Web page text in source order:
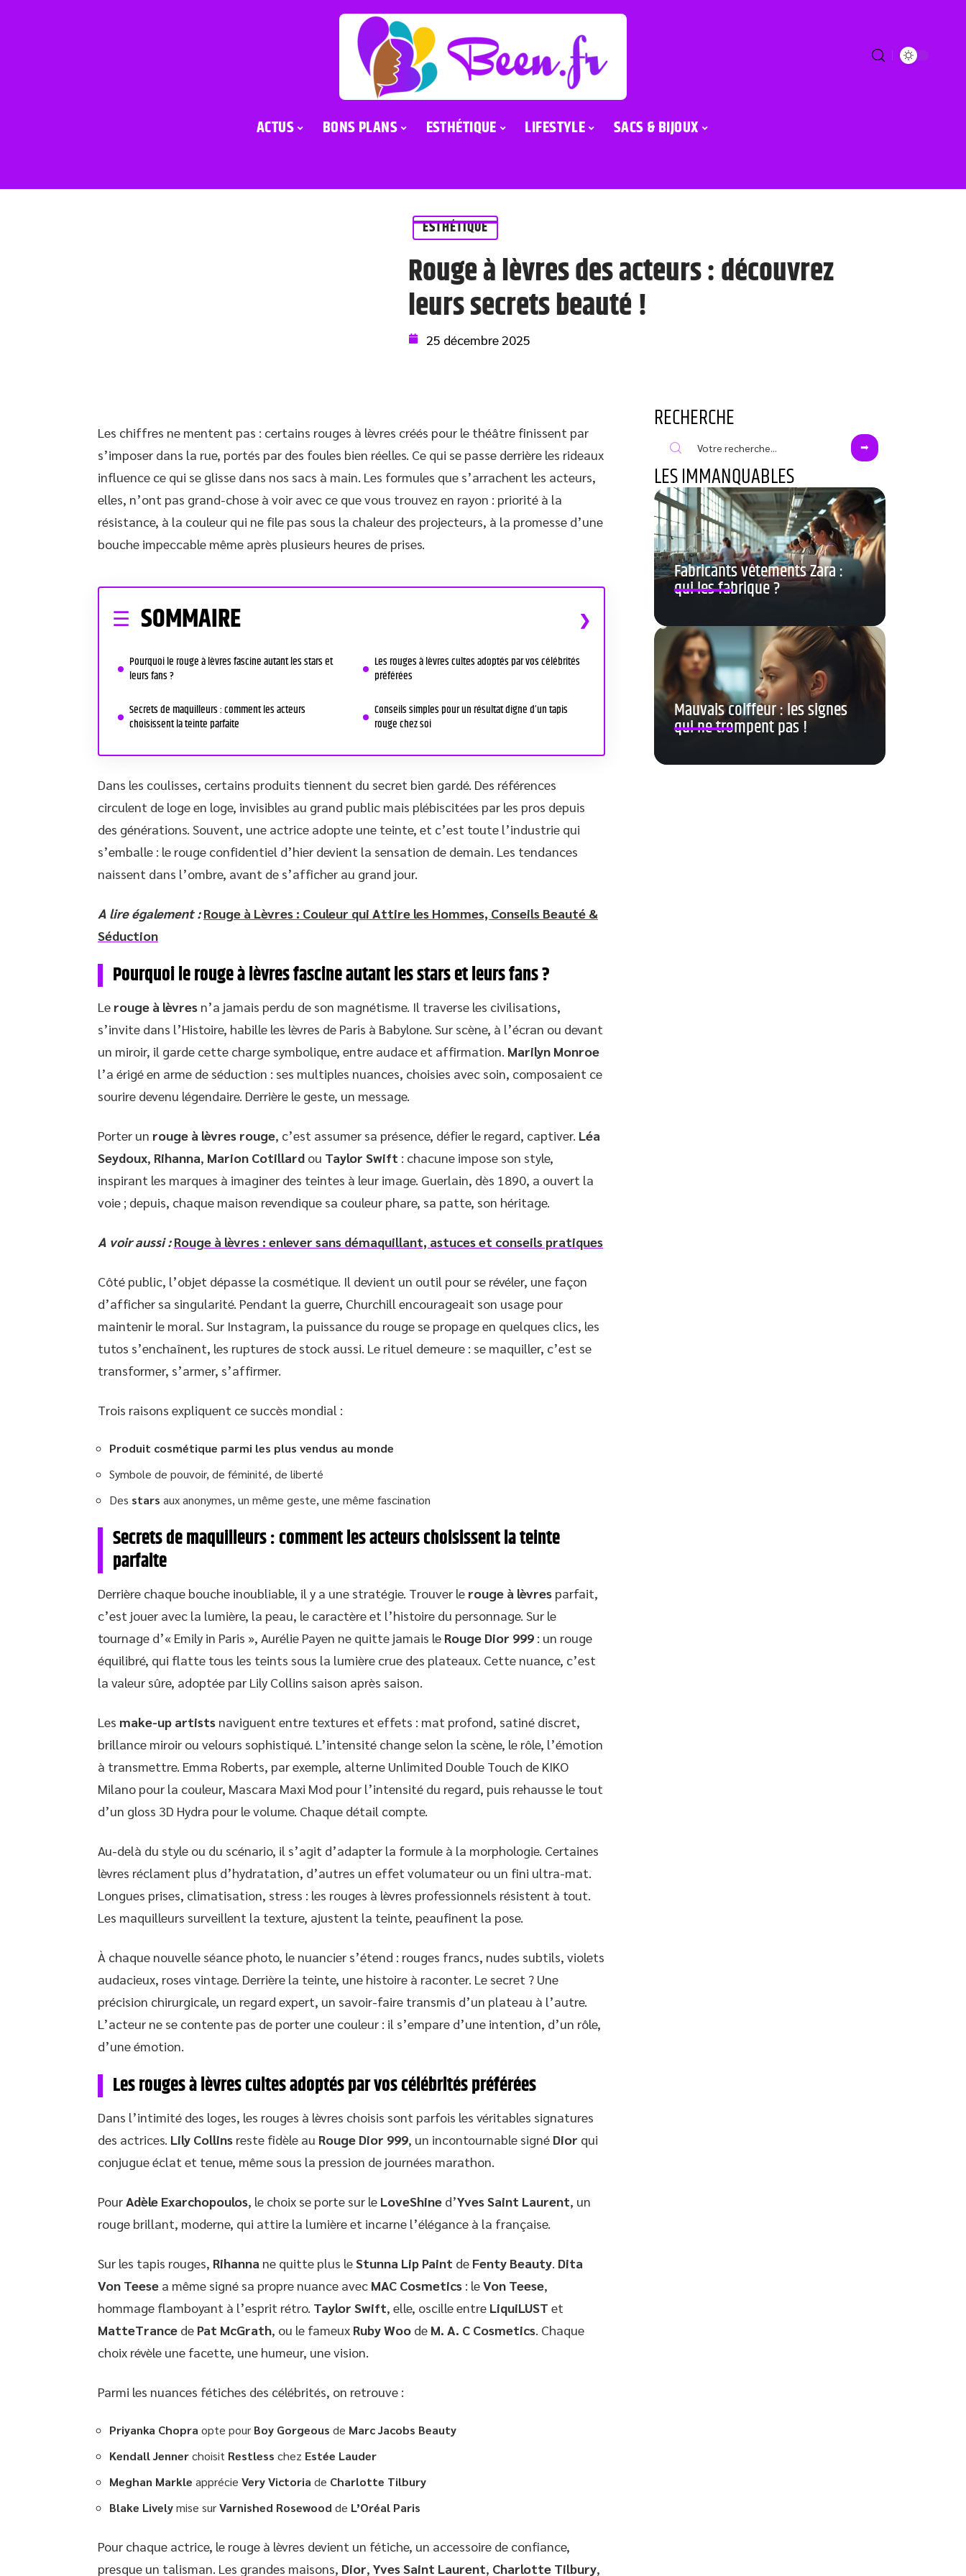
ACTUS BONS PLANS ESTHÉTIQUE LIFESTYLE SACS & BIJOUX
ESTHÉTIQUE
Rouge à lèvres des acteurs : découvrez
leurs secrets beauté !
25 décembre 2025
Les chiffres ne mentent pas : certains rouges à lèvres créés pour le théâtre finissent par
s’imposer dans la rue, portés par des foules bien réelles. Ce qui se passe derrière les rideaux
influence ce qui se glisse dans nos sacs à main. Les formules que s’arrachent les acteurs,
elles, n’ont pas grand-chose à voir avec ce que vous trouvez en rayon : priorité à la
résistance, à la couleur qui ne file pas sous la chaleur des projecteurs, à la promesse d’une
bouche impeccable même après plusieurs heures de prises.
SOMMAIRE
Pourquoi le rouge à lèvres fascine autant les stars et
leurs fans ?
Secrets de maquilleurs : comment les acteurs
choisissent la teinte parfaite
Les rouges à lèvres cultes adoptés par vos célébrités
préférées
Conseils simples pour un résultat digne d’un tapis
rouge chez soi
Dans les coulisses, certains produits tiennent du secret bien gardé. Des références
circulent de loge en loge, invisibles au grand public mais plébiscitées par les pros depuis
des générations. Souvent, une actrice adopte une teinte, et c’est toute l’industrie qui
s’emballe : le rouge confidentiel d’hier devient la sensation de demain. Les tendances
naissent dans l’ombre, avant de s’afficher au grand jour.
A lire également : Rouge à Lèvres : Couleur qui Attire les Hommes, Conseils Beauté &
Séduction
Pourquoi le rouge à lèvres fascine autant les stars et leurs fans ?
Le rouge à lèvres n’a jamais perdu de son magnétisme. Il traverse les civilisations,
s’invite dans l’Histoire, habille les lèvres de Paris à Babylone. Sur scène, à l’écran ou devant
un miroir, il garde cette charge symbolique, entre audace et affirmation. Marilyn Monroe
l’a érigé en arme de séduction : ses multiples nuances, choisies avec soin, composaient ce
sourire devenu légendaire. Derrière le geste, un message.
Porter un rouge à lèvres rouge, c’est assumer sa présence, défier le regard, captiver. Léa
Seydoux, Rihanna, Marion Cotillard ou Taylor Swift : chacune impose son style,
inspirant les marques à imaginer des teintes à leur image. Guerlain, dès 1890, a ouvert la
voie ; depuis, chaque maison revendique sa couleur phare, sa patte, son héritage.
A voir aussi : Rouge à lèvres : enlever sans démaquillant, astuces et conseils pratiques
Côté public, l’objet dépasse la cosmétique. Il devient un outil pour se révéler, une façon
d’afficher sa singularité. Pendant la guerre, Churchill encourageait son usage pour
maintenir le moral. Sur Instagram, la puissance du rouge se propage en quelques clics, les
tutos s’enchaînent, les ruptures de stock aussi. Le rituel demeure : se maquiller, c’est se
transformer, s’armer, s’affirmer.
Trois raisons expliquent ce succès mondial :
Produit cosmétique parmi les plus vendus au monde
Symbole de pouvoir, de féminité, de liberté
Des stars aux anonymes, un même geste, une même fascination
Secrets de maquilleurs : comment les acteurs choisissent la teinte
parfaite
Derrière chaque bouche inoubliable, il y a une stratégie. Trouver le rouge à lèvres parfait,
c’est jouer avec la lumière, la peau, le caractère et l’histoire du personnage. Sur le
tournage d’« Emily in Paris », Aurélie Payen ne quitte jamais le Rouge Dior 999 : un rouge
équilibré, qui flatte tous les teints sous la lumière crue des plateaux. Cette nuance, c’est
la valeur sûre, adoptée par Lily Collins saison après saison.
Les make-up artists naviguent entre textures et effets : mat profond, satiné discret,
brillance miroir ou velours sophistiqué. L’intensité change selon la scène, le rôle, l’émotion
à transmettre. Emma Roberts, par exemple, alterne Unlimited Double Touch de KIKO
Milano pour la couleur, Mascara Maxi Mod pour l’intensité du regard, puis rehausse le tout
d’un gloss 3D Hydra pour le volume. Chaque détail compte.
Au-delà du style ou du scénario, il s’agit d’adapter la formule à la morphologie. Certaines
lèvres réclament plus d’hydratation, d’autres un effet volumateur ou un fini ultra-mat.
Longues prises, climatisation, stress : les rouges à lèvres professionnels résistent à tout.
Les maquilleurs surveillent la texture, ajustent la teinte, peaufinent la pose.
À chaque nouvelle séance photo, le nuancier s’étend : rouges francs, nudes subtils, violets
audacieux, roses vintage. Derrière la teinte, une histoire à raconter. Le secret ? Une
précision chirurgicale, un regard expert, un savoir-faire transmis d’un plateau à l’autre.
L’acteur ne se contente pas de porter une couleur : il s’empare d’une intention, d’un rôle,
d’une émotion.
Les rouges à lèvres cultes adoptés par vos célébrités préférées
Dans l’intimité des loges, les rouges à lèvres choisis sont parfois les véritables signatures
des actrices. Lily Collins reste fidèle au Rouge Dior 999, un incontournable signé Dior qui
conjugue éclat et tenue, même sous la pression de journées marathon.
Pour Adèle Exarchopoulos, le choix se porte sur le LoveShine d’Yves Saint Laurent, un
rouge brillant, moderne, qui attire la lumière et incarne l’élégance à la française.
Sur les tapis rouges, Rihanna ne quitte plus le Stunna Lip Paint de Fenty Beauty Dita
Von Teese a même signé sa propre nuance avec MAC Cosmetics : leVon Teese,
hommage flamboyant à l’esprit rétro. Taylor Swift, elle, oscille entre LiquiLUST et
MatteTrance de Pat McGrath, ou le fameux Ruby Woo de M. A. C Cosmetics . Chaque
choix révèle une facette, une humeur, une vision.
Parmi les nuances fétiches des célébrités, on retrouve :
Priyanka Chopra opte pour Boy Gorgeous de Marc Jacobs Beauty
Kendall Jennerchoisit Restless chez Estée Lauder
Meghan Markle apprécie Very Victoria de Charlotte Tilbury
Blake Livelymise surVarnished Rosewood de L’Oréal Paris
Pour chaque actrice, le rouge à lèvres devient un fétiche, un accessoire de confiance,
presque un talisman. Les grandes maisons, Dior, Yves Saint Laurent, Charlotte Tilbury,
RECHERCHE
LES IMMANQUABLES
Fabricants vêtements Zara :
qui les fabrique ?
Mauvais coiffeur : les signes
qui ne trompent pas !